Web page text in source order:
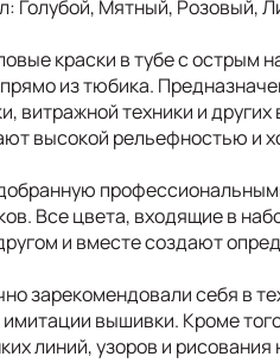
Голубой, Мятный, Розовый,
краски в тубе с острым
из тюбика.
витражной техники и других
высокой рельефностью и
Все цвета, входящие в
и вместе создают
зарекомендовали себя в
вышивки. Кроме
линий, узоров и рисования